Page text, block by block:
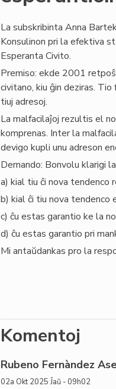
La subskribinta Anna
Konsulinon pri la efektiva
Esperanta Civito.
Premiso: ekde 2001
civitano, kiu ĝin deziras.
tiuj adresoj.
La malfacilaĵoj rezultis el
komprenas. Inter la
devigo kupli unu adreson
Demando: Bonvolu klarigi
a) kial tiu ĉi nova tendenco
b) kial ĉi tiu nova tendenco
c) ĉu estas garantio ke la
d) ĉu estas garantio pri
Mi antaŭdankas pro la
Komentoj
Rubeno Fernàndez
02a Okt 2025 Ĵaŭ - 09h02